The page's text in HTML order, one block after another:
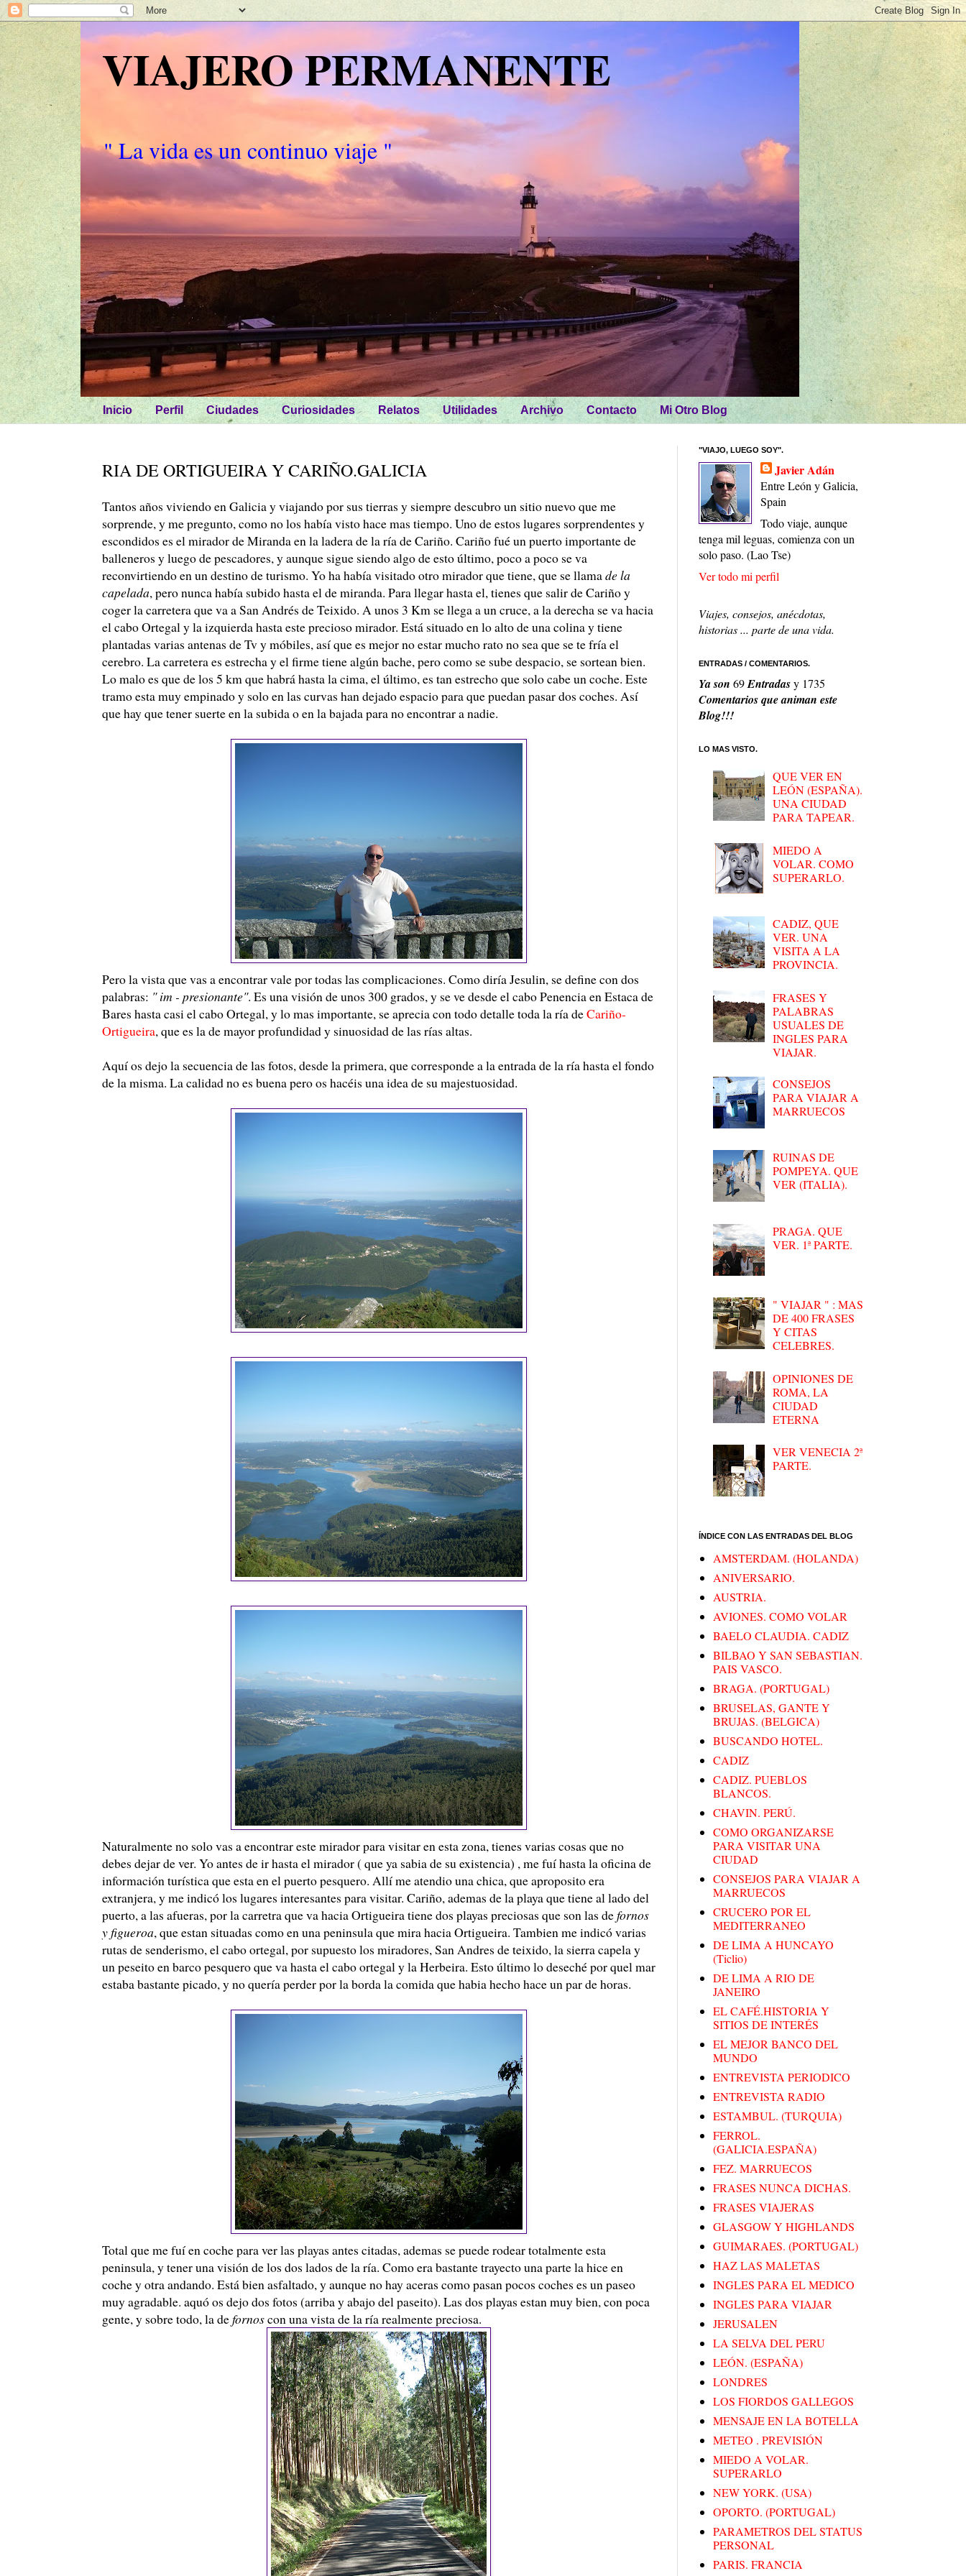
VIAJERO PERMANENTE
" La vida es un continuo viaje "
Inicio Perfil Ciudades Curiosidades Relatos Utilidades Archivo Contacto Mi Otro Blog
RIA DE ORTIGUEIRA Y CARIÑO.GALICIA
Tantos años viviendo en Galicia y viajando por sus tierras y siempre descubro un sitio nuevo que me
sorprende, y me pregunto, como no los había visto hace mas tiempo. Uno de estos lugares sorprendentes y
escondidos es el mirador de Miranda en la ladera de la ría de Cariño. Cariño fué un puerto importante de
balleneros y luego de pescadores, y aunque sigue siendo algo de esto último, poco a poco se va
reconvirtiendo en un destino de turismo. Yo ha había visitado otro mirador que tiene, que se llamade la
capelada, pero nunca había subido hasta el de miranda. Para llegar hasta el, tienes que salir de Cariño y
coger la carretera que va a San Andrés de Teixido. A unos 3 Km se llega a un cruce, a la derecha se va hacia
el cabo Ortegal y la izquierda hasta este precioso mirador. Está situado en lo alto de una colina y tiene
plantadas varias antenas de Tv y móbiles, así que es mejor no estar mucho rato no sea que se te fría el
cerebro. La carretera es estrecha y el firme tiene algún bache, pero como se sube despacio, se sortean bien.
Lo malo es que de los 5 km que habrá hasta la cima, el último, es tan estrecho que solo cabe un coche. Este
tramo esta muy empinado y solo en las curvas han dejado espacio para que puedan pasar dos coches. Así
que hay que tener suerte en la subida o en la bajada para no encontrar a nadie.
Pero la vista que vas a encontrar vale por todas las complicaciones. Como diría Jesulin, se define con dos
palabras: " im - presionante". Es una visión de unos 300 grados, y se ve desde el cabo Penencia en Estaca de
Bares hasta casi el cabo Ortegal, y lo mas importante, se aprecia con todo detalle toda la ría deCariño-
Ortigueira, que es la de mayor profundidad y sinuosidad de las rías altas.
Aquí os dejo la secuencia de las fotos, desde la primera, que corresponde a la entrada de la ría hasta el fondo
de la misma. La calidad no es buena pero os hacéis una idea de su majestuosidad.
Naturalmente no solo vas a encontrar este mirador para visitar en esta zona, tienes varias cosas que no
debes dejar de ver. Yo antes de ir hasta el mirador ( que ya sabia de su existencia) , me fuí hasta la oficina de
información turística que esta en el puerto pesquero. Allí me atendio una chica, que aproposito era
extranjera, y me indicó los lugares interesantes para visitar. Cariño, ademas de la playa que tiene al lado del
puerto, a las afueras, por la carretra que va hacia Ortigueira tiene dos playas preciosas que son las defornos
y figueroa, que estan situadas como en una peninsula que mira hacia Ortigueira. Tambien me indicó varias
rutas de senderismo, el cabo ortegal, por supuesto los miradores, San Andres de teixido, la sierra capela y
un peseito en barco pesquero que va hasta el cabo ortegal y la Herbeira. Esto último lo deseché por quel mar
estaba bastante picado, y no quería perder por la borda la comida que habia hecho hace un par de horas.
Total que me fuí en coche para ver las playas antes citadas, ademas se puede rodear totalmente esta
peninsula, y tener una visión de los dos lados de la ría. Como era bastante trayecto una parte la hice en
coche y otra andando. Está bien asfaltado, y aunque no hay aceras como pasan pocos coches es un paseo
muy agradable. aquó os dejo dos fotos (arriba y abajo del paseito). Las dos playas estan muy bien, con poca
gente, y sobre todo, la defornoscon una vista de la ría realmente preciosa.
"VIAJO, LUEGO SOY".
Javier Adán
Entre León y Galicia,
Spain
Todo viaje, aunque
tenga mil leguas, comienza con un
solo paso. (Lao Tse)
Ver todo mi perfil
Viajes, consejos, anécdotas,
historias ... parte de una vida.
ENTRADAS / COMENTARIOS.
Ya son 69Entradasy 1735
Comentarios que animan este
Blog!!!
LO MAS VISTO.
QUE VER EN
LEÓN (ESPAÑA).
UNA CIUDAD
PARA TAPEAR.
MIEDO A
VOLAR. COMO
SUPERARLO.
CADIZ, QUE
VER. UNA
VISITA A LA
PROVINCIA.
FRASES Y
PALABRAS
USUALES DE
INGLES PARA
VIAJAR.
CONSEJOS
PARA VIAJAR A
MARRUECOS
RUINAS DE
POMPEYA. QUE
VER (ITALIA).
PRAGA. QUE
VER. 1ª PARTE.
" VIAJAR " : MAS
DE 400 FRASES
Y CITAS
CELEBRES.
OPINIONES DE
ROMA, LA
CIUDAD
ETERNA
VER VENECIA 2ª
PARTE.
ÍNDICE CON LAS ENTRADAS DEL BLOG
AMSTERDAM. (HOLANDA)
ANIVERSARIO.
AUSTRIA.
AVIONES. COMO VOLAR
BAELO CLAUDIA. CADIZ
BILBAO Y SAN SEBASTIAN.
PAIS VASCO.
BRAGA. (PORTUGAL)
BRUSELAS, GANTE Y
BRUJAS. (BELGICA)
BUSCANDO HOTEL.
CADIZ
CADIZ. PUEBLOS
BLANCOS.
CHAVIN. PERÚ.
COMO ORGANIZARSE
PARA VISITAR UNA
CIUDAD
CONSEJOS PARA VIAJAR A
MARRUECOS
CRUCERO POR EL
MEDITERRANEO
DE LIMA A HUNCAYO
(Ticlio)
DE LIMA A RIO DE
JANEIRO
EL CAFÉ.HISTORIA Y
SITIOS DE INTERÉS
EL MEJOR BANCO DEL
MUNDO
ENTREVISTA PERIODICO
ENTREVISTA RADIO
ESTAMBUL. (TURQUIA)
FERROL.
(GALICIA.ESPAÑA)
FEZ. MARRUECOS
FRASES NUNCA DICHAS.
FRASES VIAJERAS
GLASGOW Y HIGHLANDS
GUIMARAES. (PORTUGAL)
HAZ LAS MALETAS
INGLES PARA EL MEDICO
INGLES PARA VIAJAR
JERUSALEN
LA SELVA DEL PERU
LEÓN. (ESPAÑA)
LONDRES
LOS FIORDOS GALLEGOS
MENSAJE EN LA BOTELLA
METEO . PREVISIÓN
MIEDO A VOLAR.
SUPERARLO
NEW YORK. (USA)
OPORTO. (PORTUGAL)
PARAMETROS DEL STATUS
PERSONAL
PARIS. FRANCIA